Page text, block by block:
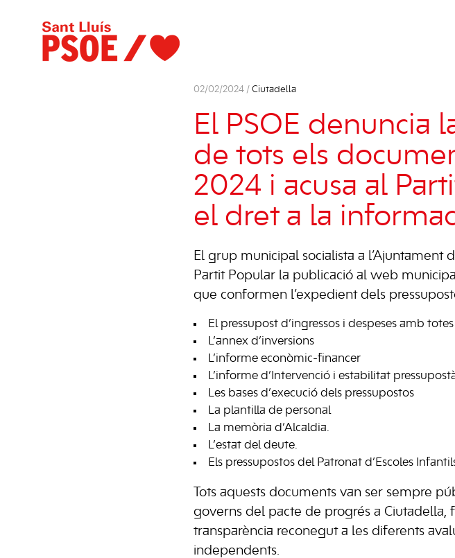
02/02/2024 / Ciutadella
El PSOE denuncia
de tots els
2024 i acusa al
el dret a la
El grup municipal socialista a
Partit Popular la publicació al web
que conformen l’expedient dels
El pressupost d’ingressos i despeses amb
L’annex d’inversions
L’informe econòmic-financer
L’informe d’Intervenció i estabilitat
Les bases d’execució dels pressupostos
La plantilla de personal
La memòria d’Alcaldia.
L’estat del deute.
Els pressupostos del Patronat d’Escoles
Tots aquests documents van ser sempre
governs del pacte de progrés a
transparència reconegut a les diferents
independents.